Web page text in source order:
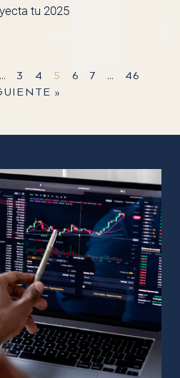
tu 2025
… 3 4 5 6 7 …
46
»